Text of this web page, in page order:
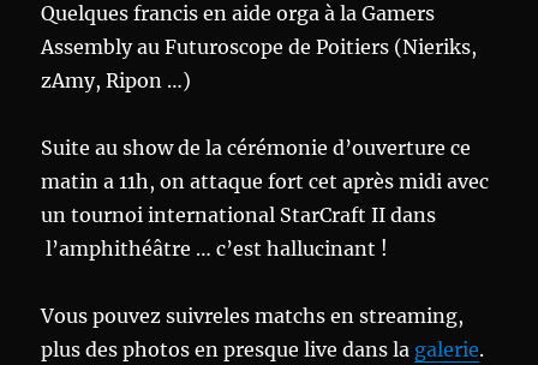
Quelques francis en aide orga à la Gamers
Assembly au Futuroscope de Poitiers (Nieriks,
zAmy, Ripon …)
Suite au show de la cérémonie d’ouverture ce
matin a 11h, on attaque fort cet après midi avec
un tournoi international StarCraft II dans
l’amphithéâtre … c’est hallucinant !
Vous pouvez suivreles matchs en streaming,
plus des photos en presque live dans la galerie.